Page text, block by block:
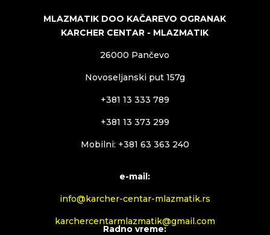
MLAZMATIK DOO KAČAREVO OGRANAK
KARCHER CENTAR - MLAZMATIK
26000 Pančevo
Novoseljanski put 157g
+381 13 333 789
+381 13 373 299
Mobilni: +381 63 363 240
e-mail:
info@karcher-centar-mlazmatik.rs
karchercentarmlazmatik@gmail.com
Radno vreme: